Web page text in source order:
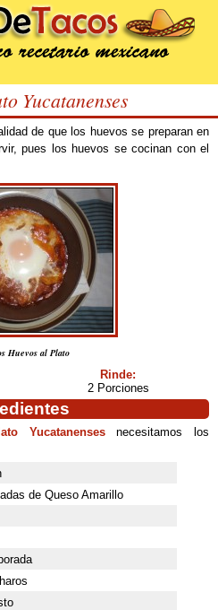
Yucatanenses
de que los huevos se preparan en
pues los huevos se cocinan con el
Huevos al Plato
Rinde:
2 Porciones
Yucatanensesnecesitamos los
de Queso Amarillo